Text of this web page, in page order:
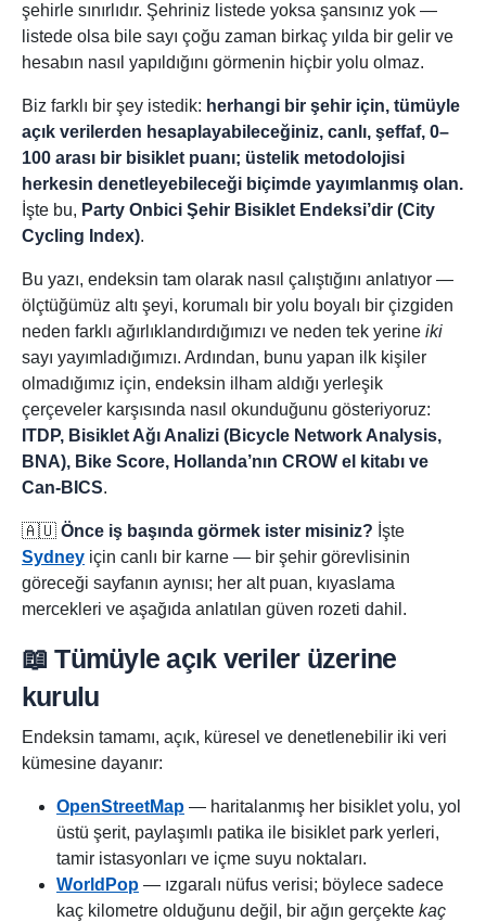
şehirle sınırlıdır. Şehriniz listede yoksa şansınız yok —
listede olsa bile sayı çoğu zaman birkaç yılda bir gelir ve
hesabın nasıl yapıldığını görmenin hiçbir yolu olmaz.
Biz farklı bir şey istedik: herhangi bir şehir için, tümüyle
açık verilerden hesaplayabileceğiniz, canlı, şeffaf, 0–
100 arası bir bisiklet puanı; üstelik metodolojisi
herkesin denetleyebileceği biçimde yayımlanmış olan.
İşte bu, Party Onbici Şehir Bisiklet Endeksi’dir (City
Cycling Index).
Bu yazı, endeksin tam olarak nasıl çalıştığını anlatıyor —
ölçtüğümüz altı şeyi, korumalı bir yolu boyalı bir çizgiden
neden farklı ağırlıklandırdığımızı ve neden tek yerine iki
sayı yayımladığımızı. Ardından, bunu yapan ilk kişiler
olmadığımız için, endeksin ilham aldığı yerleşik
çerçeveler karşısında nasıl okunduğunu gösteriyoruz:
ITDP, Bisiklet Ağı Analizi (Bicycle Network Analysis,
BNA), Bike Score, Hollanda’nın CROW el kitabı ve
Can-BICS.
🇦🇺 Önce iş başında görmek ister misiniz? İşte
Sydney için canlı bir karne — bir şehir görevlisinin
göreceği sayfanın aynısı; her alt puan, kıyaslama
mercekleri ve aşağıda anlatılan güven rozeti dahil.
📖 Tümüyle açık veriler üzerine
kurulu
Endeksin tamamı, açık, küresel ve denetlenebilir iki veri
kümesine dayanır:
OpenStreetMap — haritalanmış her bisiklet yolu, yol
üstü şerit, paylaşımlı patika ile bisiklet park yerleri,
tamir istasyonları ve içme suyu noktaları.
WorldPop — ızgaralı nüfus verisi; böylece sadece
kaç kilometre olduğunu değil, bir ağın gerçekte kaç